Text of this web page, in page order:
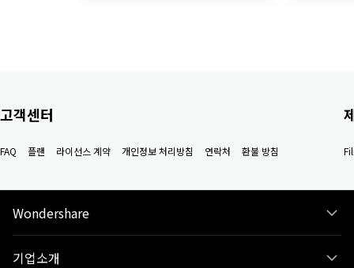
고객센터
FAQ 플랜 라이선스 계약 개인정보 처리방침 연락처 환불 방침
Wondershare
기업소개